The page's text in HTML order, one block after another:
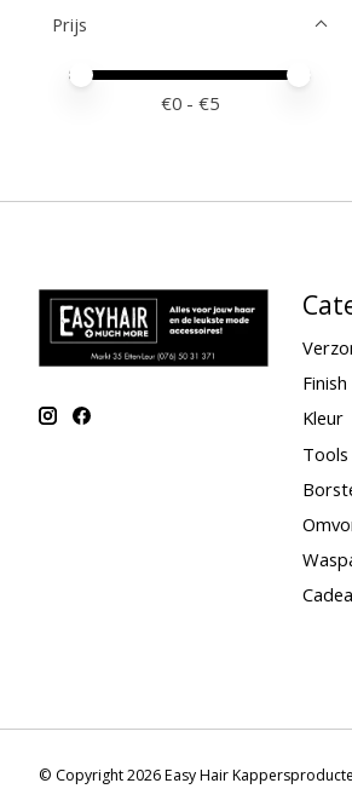
Prijs
Minimale prijswaarde
Price maximum value
€0 - €5
Finish
Kleur
Tools
© Copyright 2026 Easy Hair